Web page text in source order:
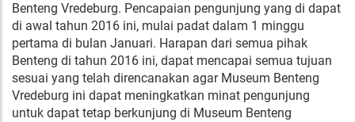
Benteng Vredeburg. Pencapaian pengunjung yang di dapat
di awal tahun 2016 ini, mulai padat dalam 1 minggu
pertama di bulan Januari. Harapan dari semua pihak
Benteng di tahun 2016 ini, dapat mencapai semua tujuan
sesuai yang telah direncanakan agar Museum Benteng
Vredeburg ini dapat meningkatkan minat pengunjung
untuk dapat tetap berkunjung di Museum Benteng